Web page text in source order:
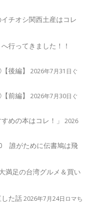
チオシ関西土産はコレ
行ってきました！！
後編】
2026年7月31日ぐ
前編】
2026年7月30日ぐ
めの本はコレ！」
2026
誰がために伝書鳩は飛
満足の台湾グルメ＆買い
した話2026年7月24日ロマち